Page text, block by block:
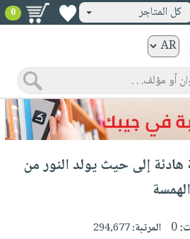
كل المتاجر 0
هادئة إلى حيث يولد النور من
0 المرتبة:294,677